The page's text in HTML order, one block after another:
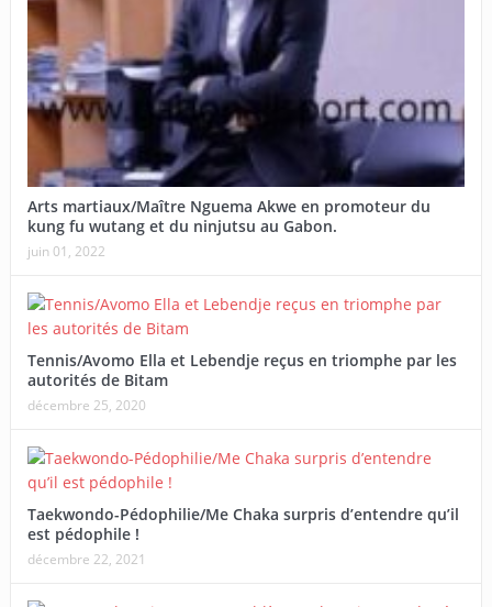
Arts martiaux/Maître Nguema Akwe en promoteur du
kung fu wutang et du ninjutsu au Gabon.
juin 01, 2022
Tennis/Avomo Ella et Lebendje reçus en triomphe par les
autorités de Bitam
décembre 25, 2020
Taekwondo-Pédophilie/Me Chaka surpris d’entendre qu’il
est pédophile !
décembre 22, 2021